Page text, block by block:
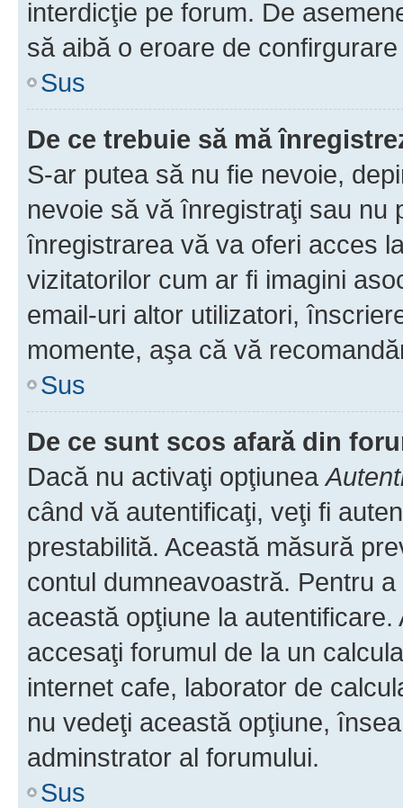
interdicţie pe forum. De
să aibă o eroare de
Sus
De ce trebuie să mă
S-ar putea să nu fie nevoie,
nevoie să vă înregistraţi sau nu
înregistrarea vă va oferi acces
vizitatorilor cum ar fi imagini
email-uri altor utilizatori,
momente, aşa că vă
Sus
De ce sunt scos afară din
Dacă nu activaţi opţiunea
când vă autentificaţi, veţi fi
prestabilită. Această măsură
contul dumneavoastră. Pentru
această opţiune la
accesaţi forumul de la un
internet cafe, laborator de
nu vedeţi această opţiune,
adminstrator al forumului.
Sus